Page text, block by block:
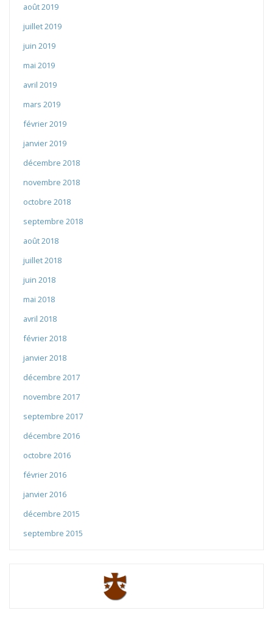
août 2019
juillet 2019
juin 2019
mai 2019
avril 2019
mars 2019
février 2019
janvier 2019
décembre 2018
novembre 2018
octobre 2018
septembre 2018
août 2018
juillet 2018
juin 2018
mai 2018
avril 2018
février 2018
janvier 2018
décembre 2017
novembre 2017
septembre 2017
décembre 2016
octobre 2016
février 2016
janvier 2016
décembre 2015
septembre 2015